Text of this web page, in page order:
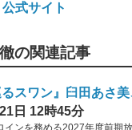
公式サイト
の関連記事
スワン』臼田あさ
日 12時45分